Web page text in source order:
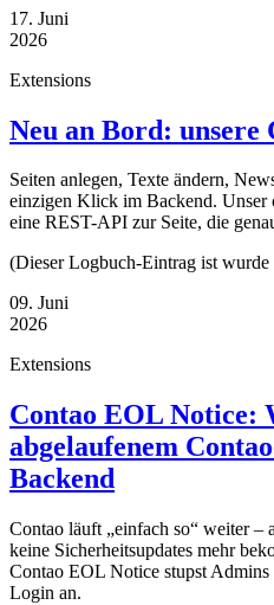
17. Juni
2026
Extensions
Neu an Bord: unsere
Seiten anlegen, Texte ändern,
einzigen Klick im Backend. Unser
eine REST-API zur Seite, die
(Dieser Logbuch-Eintrag ist
09. Juni
2026
Extensions
Contao EOL Notice:
abgelaufenem
Backend
Contao läuft „einfach so“ weiter –
keine Sicherheitsupdates mehr
Contao EOL Notice stupst
Login an.